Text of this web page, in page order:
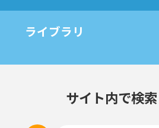
ライブラリ
サイト内で検索